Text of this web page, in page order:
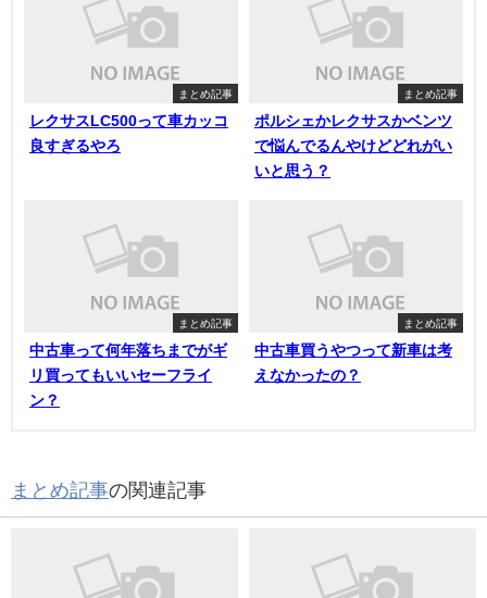
まとめ記事
レクサスLC500って車カッコ
良すぎるやろ
まとめ記事
ポルシェかレクサスかベンツ
で悩んでるんやけどどれがい
いと思う？
まとめ記事
中古車って何年落ちまでがギ
リ買ってもいいセーフライ
ン？
まとめ記事
中古車買うやつって新車は考
えなかったの？
まとめ記事の関連記事